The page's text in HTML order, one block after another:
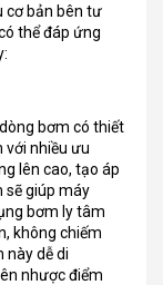
cơ bản bên tư
thể đáp ứng
bơm có thiết
với nhiều ưu
lên cao, tạo áp
sẽ giúp máy
bơm ly tâm
không chiếm
này dễ di
nhược điểm